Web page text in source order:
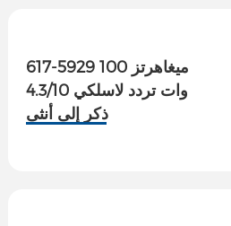
617-5929 ميغاهرتز 100
وات تردد لاسلكي 4.3/10
ذكر إلى أنثى